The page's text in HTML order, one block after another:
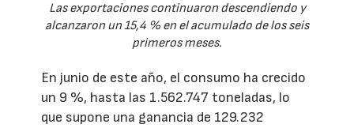
Las exportaciones continuaron descendiendo y
alcanzaron un 15,4 % en el acumulado de los seis
primeros meses.
En junio de este año, el consumo ha crecido
un 9 %, hasta las 1.562.747 toneladas, lo
que supone una ganancia de 129.232